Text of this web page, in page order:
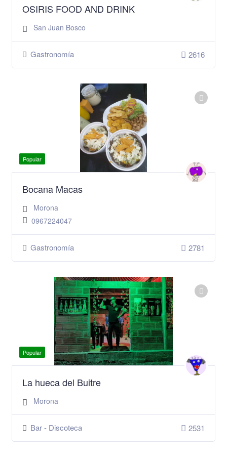
OSIRIS FOOD AND DRINK
San Juan Bosco
Gastronomía 2616
Popular
Bocana Macas
Morona
0967224047
Gastronomía 2781
Popular
La hueca del Buitre
Morona
Bar - Discoteca 2531